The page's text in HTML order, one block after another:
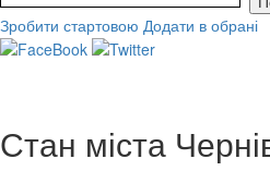
Зробити стартовою Додати в обрані
Стан міста